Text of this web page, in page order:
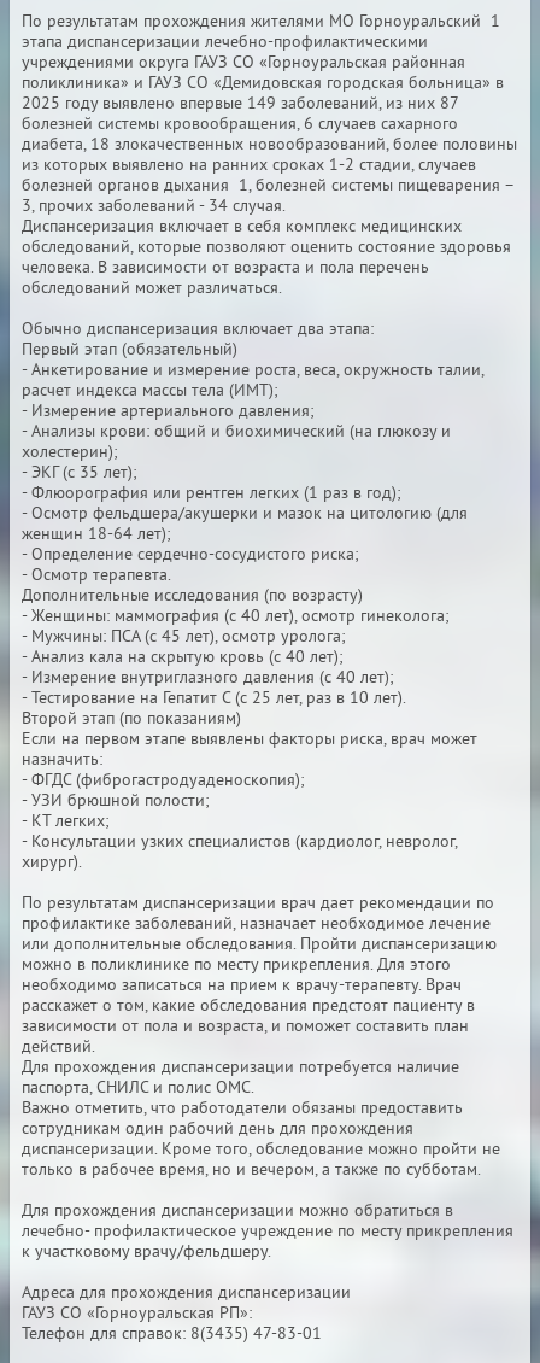
По результатам прохождения жителями МО Горноуральский 1
этапа диспансеризации лечебно-профилактическими
учреждениями округа ГАУЗ СО «Горноуральская районная
поликлиника» и ГАУЗ СО «Демидовская городская больница» в
2025 году выявлено впервые 149 заболеваний, из них 87
болезней системы кровообращения, 6 случаев сахарного
диабета, 18 злокачественных новообразований, более половины
из которых выявлено на ранних сроках 1-2 стадии, случаев
болезней органов дыхания 1, болезней системы пищеварения –
3, прочих заболеваний - 34 случая.
Диспансеризация включает в себя комплекс медицинских
обследований, которые позволяют оценить состояние здоровья
человека. В зависимости от возраста и пола перечень
обследований может различаться.
Обычно диспансеризация включает два этапа:
Первый этап (обязательный)
- Анкетирование и измерение роста, веса, окружность талии,
расчет индекса массы тела (ИМТ);
- Измерение артериального давления;
- Анализы крови: общий и биохимический (на глюкозу и
холестерин);
- ЭКГ (с 35 лет);
- Флюорография или рентген легких (1 раз в год);
- Осмотр фельдшера/акушерки и мазок на цитологию (для
женщин 18-64 лет);
- Определение сердечно-сосудистого риска;
- Осмотр терапевта.
Дополнительные исследования (по возрасту)
- Женщины: маммография (с 40 лет), осмотр гинеколога;
- Мужчины: ПСА (с 45 лет), осмотр уролога;
- Анализ кала на скрытую кровь (с 40 лет);
- Измерение внутриглазного давления (с 40 лет);
- Тестирование на Гепатит С (с 25 лет, раз в 10 лет).
Второй этап (по показаниям)
Если на первом этапе выявлены факторы риска, врач может
назначить:
- ФГДС (фиброгастродуаденоскопия);
- УЗИ брюшной полости;
- КТ легких;
- Консультации узких специалистов (кардиолог, невролог,
хирург).
По результатам диспансеризации врач дает рекомендации по
профилактике заболеваний, назначает необходимое лечение
или дополнительные обследования. Пройти диспансеризацию
можно в поликлинике по месту прикрепления. Для этого
необходимо записаться на прием к врачу-терапевту. Врач
расскажет о том, какие обследования предстоят пациенту в
зависимости от пола и возраста, и поможет составить план
действий.
Для прохождения диспансеризации потребуется наличие
паспорта, СНИЛС и полис ОМС.
Важно отметить, что работодатели обязаны предоставить
сотрудникам один рабочий день для прохождения
диспансеризации. Кроме того, обследование можно пройти не
только в рабочее время, но и вечером, а также по субботам.
Для прохождения диспансеризации можно обратиться в
лечебно- профилактическое учреждение по месту прикрепления
к участковому врачу/фельдшеру.
Адреса для прохождения диспансеризации
ГАУЗ СО «Горноуральская РП»:
Телефон для справок: 8(3435) 47-83-01